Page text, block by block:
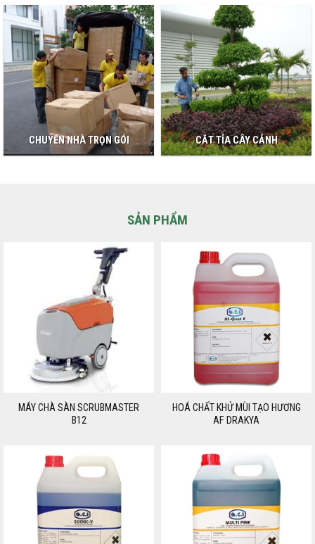
CHUYỂN NHÀ TRỌN GÓI CẮT TỈA CÂY CẢNH
SẢN PHẨM
MÁY CHÀ SÀN SCRUBMASTER
B12
HOÁ CHẤT KHỬ MÙI TẠO HƯƠNG
AF DRAKYA